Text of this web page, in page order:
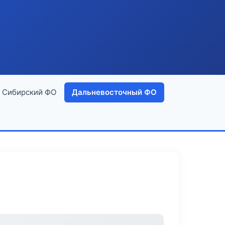
Сибирский ФО Дальневосточный ФО